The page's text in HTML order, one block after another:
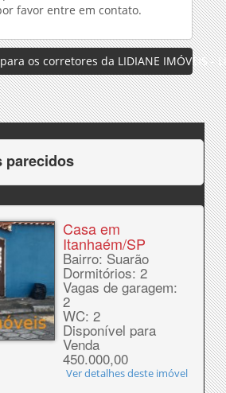
os corretores da LIDIANE IMÓVEIS -
parecidos
Casa em
Itanhaém/SP
Bairro: Suarão
Dormitórios: 2
Vagas de garagem:
2
WC: 2
Disponível para
Venda
450.000,00
Ver detalhes deste imóvel